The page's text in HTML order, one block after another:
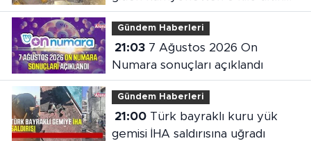
çıktı
Gündem Haberleri
21:037 Ağustos 2026 On
Numara sonuçları açıklandı
Gündem Haberleri
21:00Türk bayraklı kuru yük
gemisi İHA saldırısına uğradı